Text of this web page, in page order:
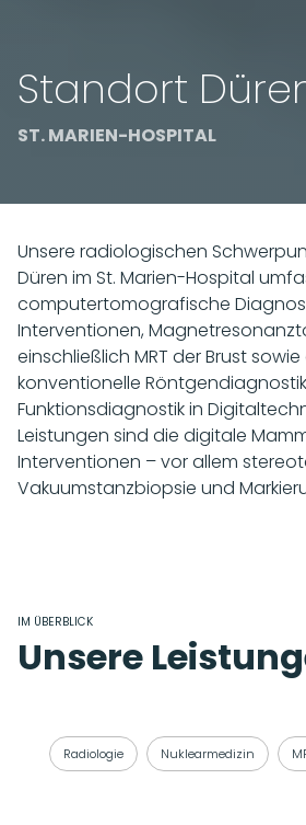
Standort
ST. MARIEN-HOSPITAL
Unsere radiologischen
Düren im St. Marien-Hospital
computertomografische
Interventionen,
einschließlich MRT der Brust
konventionelle
Funktionsdiagnostik in
Leistungen sind die digitale
Interventionen – vor allem
Vakuumstanzbiopsie und
IM ÜBERBLICK
Unsere
Radiologie Nuklearmedizin